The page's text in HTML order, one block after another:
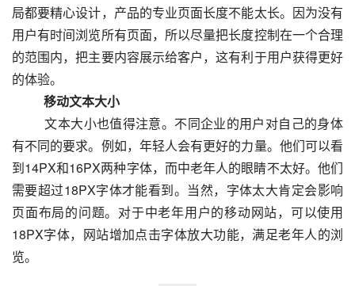
局都要精心设计，产品的专业页面长度不能太长。因为没有
用户有时间浏览所有页面，所以尽量把长度控制在一个合理
的范围内，把主要内容展示给客户，这有利于用户获得更好
的体验。
移动文本大小
有不同的要求。例如，年轻人会有更好的力量。他们可以看
到14PX和16PX两种字体，而中老年人的眼睛不太好。他们
需要超过18PX字体才能看到。当然，字体太大肯定会影响
页面布局的问题。对于中老年用户的移动网站，可以使用
18PX字体，网站增加点击字体放大功能，满足老年人的浏
览。